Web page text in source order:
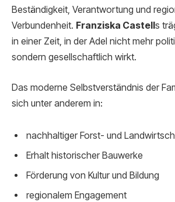
Beständigkeit, Verantwortung und
Verbundenheit. Franziska Castell s
in einer Zeit, in der Adel nicht mehr
sondern gesellschaftlich wirkt.
Das moderne Selbstverständnis der
sich unter anderem in:
nachhaltiger Forst- und
Erhalt historischer Bauwerke
Förderung von Kultur und Bildung
regionalem Engagement